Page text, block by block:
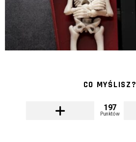
CO MYŚLISZ?
197
Punktów